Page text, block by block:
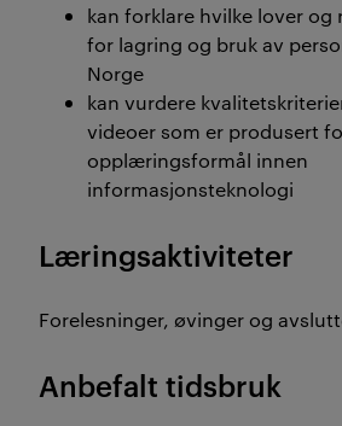
kan forklare hvilke lover og
for lagring og bruk av
Norge
kan vurdere
videoer som er produsert
opplæringsformål innen
informasjonsteknologi
Læringsaktiviteter
Forelesninger, øvinger og
Anbefalt tidsbruk